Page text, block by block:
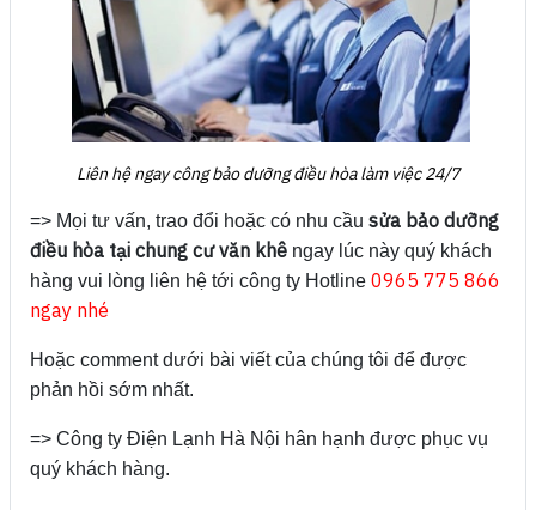
Liên hệ ngay công bảo dưỡng điều hòa làm việc 24/7
=> Mọi tư vấn, trao đổi hoặc có nhu cầu sửa bảo dưỡng
điều hòa tại chung cư văn khê ngay lúc này quý khách
hàng vui lòng liên hệ tới công ty Hotline 0965 775 866
ngay nhé
Hoặc comment dưới bài viết của chúng tôi để được
phản hồi sớm nhất.
=> Công ty Điện Lạnh Hà Nội hân hạnh được phục vụ
quý khách hàng.